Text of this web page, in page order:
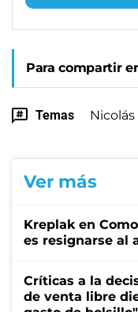
Para compartir
Temas
Ver más
Kreplak en
es resignarse al
Críticas a la
de venta libre